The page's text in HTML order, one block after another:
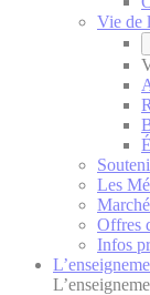
Vie de
Les
Offres
Infos